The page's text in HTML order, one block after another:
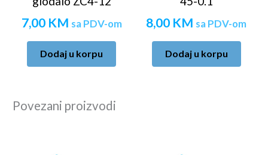
7,00 KM sa PDV-om
Dodaj u korpu
8,00 KM sa PDV-om
Dodaj u korpu
Povezani proizvodi